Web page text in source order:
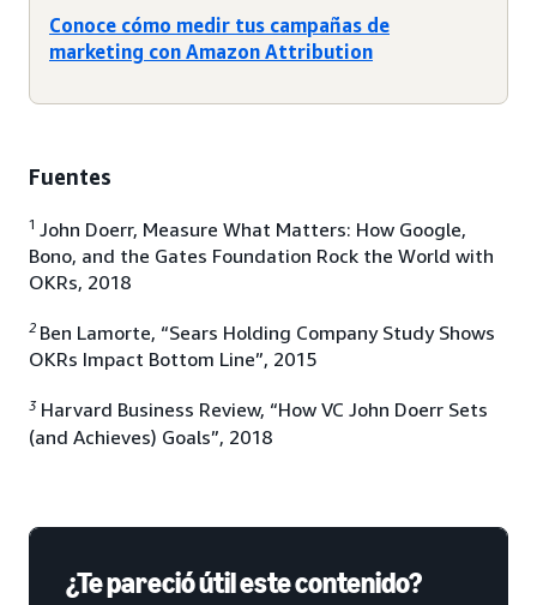
Conoce cómo medir tus campañas de
marketing con Amazon Attribution
Fuentes
1 John Doerr, Measure What Matters: How Google,
Bono, and the Gates Foundation Rock the World with
OKRs, 2018
2 Ben Lamorte, “Sears Holding Company Study Shows
OKRs Impact Bottom Line”, 2015
3 Harvard Business Review, “How VC John Doerr Sets
(and Achieves) Goals”, 2018
¿Te pareció útil este contenido?